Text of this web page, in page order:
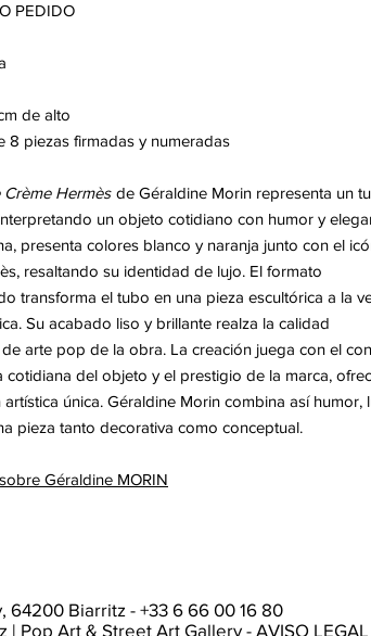
PEDIDO
de alto
8 piezas firmadas y numeradas
Crème Hermès de Géraldine Morin representa un
un objeto cotidiano con humor y
presenta colores blanco y naranja junto con el
resaltando su identidad de lujo. El formato
transforma el tubo en una pieza escultórica a la
Su acabado liso y brillante realza la calidad
arte pop de la obra. La creación juega con el
cotidiana del objeto y el prestigio de la marca,
única. Géraldine Morin combina así humor,
pieza tanto decorativa como conceptual.
Géraldine MORIN
64200 Biarritz - +33 6 66 00 16 80
| Pop Art & Street Art Gallery - AVISO LEGAL